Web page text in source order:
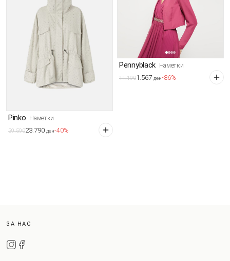
Pinko Наметки
39.59023.790 ден-40%
Pennyblack Наметки
11.1901.567 ден-86%
ЗА НАС